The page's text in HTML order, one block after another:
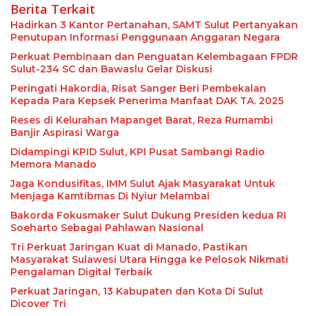
Berita Terkait
Hadirkan 3 Kantor Pertanahan, SAMT Sulut Pertanyakan
Penutupan Informasi Penggunaan Anggaran Negara
Perkuat Pembinaan dan Penguatan Kelembagaan FPDR
Sulut-234 SC dan Bawaslu Gelar Diskusi
Peringati Hakordia, Risat Sanger Beri Pembekalan
Kepada Para Kepsek Penerima Manfaat DAK TA. 2025
Reses di Kelurahan Mapanget Barat, Reza Rumambi
Banjir Aspirasi Warga
Didampingi KPID Sulut, KPI Pusat Sambangi Radio
Memora Manado
Jaga Kondusifitas, IMM Sulut Ajak Masyarakat Untuk
Menjaga Kamtibmas Di Nyiur Melambai
Bakorda Fokusmaker Sulut Dukung Presiden kedua RI
Soeharto Sebagai Pahlawan Nasional
Tri Perkuat Jaringan Kuat di Manado, Pastikan
Masyarakat Sulawesi Utara Hingga ke Pelosok Nikmati
Pengalaman Digital Terbaik
Perkuat Jaringan, 13 Kabupaten dan Kota Di Sulut
Dicover Tri